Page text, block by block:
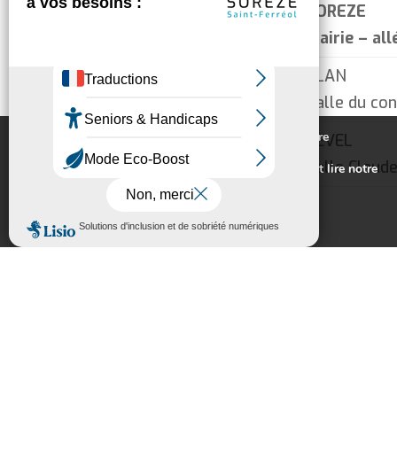
9H-12H
SOREZE
Mairie –
29 MARS
BLAN
Salle du
29 MARS 14H -17H
REVEL
Salle
Nous utilisons des cookies pour vous offrir la meilleure
expérience sur notre site.
Pour connaitre les cookies utilisés ou les désactiver et lire notre
politique de confidentialité,
cliquez-ici
Accepter